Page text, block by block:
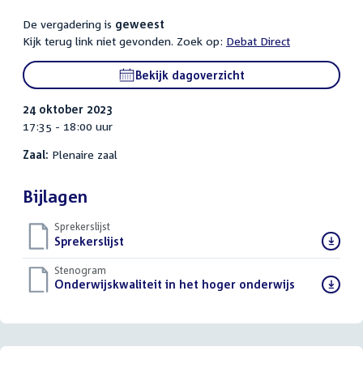
De vergadering is geweest
Kijk terug link niet gevonden. Zoek op: Debat Direct
Bekijk dagoverzicht
24 oktober 2023
17:35 - 18:00 uur
Zaal: Plenaire zaal
Bijlagen
Sprekerslijst
Download
bestand:
Sprekerslijst
Stenogram
Download
Onderwijskwaliteit in het hoger onderwijs